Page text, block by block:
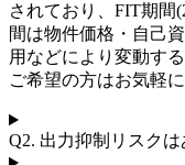
されており、FIT期間
間は物件価格・自己
用などにより変動す
ご希望の方はお気軽
Q2. 出力抑制リスクは